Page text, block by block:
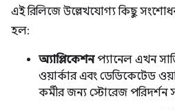
এই রিলিজে উল্লেখযোগ্য কিছু
হল:
অ্যাপ্লিকেশনপ্যানেল এখন
ওয়ার্কার এবং ডেডিকেটেড
কর্মীর জন্য স্টোরেজ পরিদর্শন